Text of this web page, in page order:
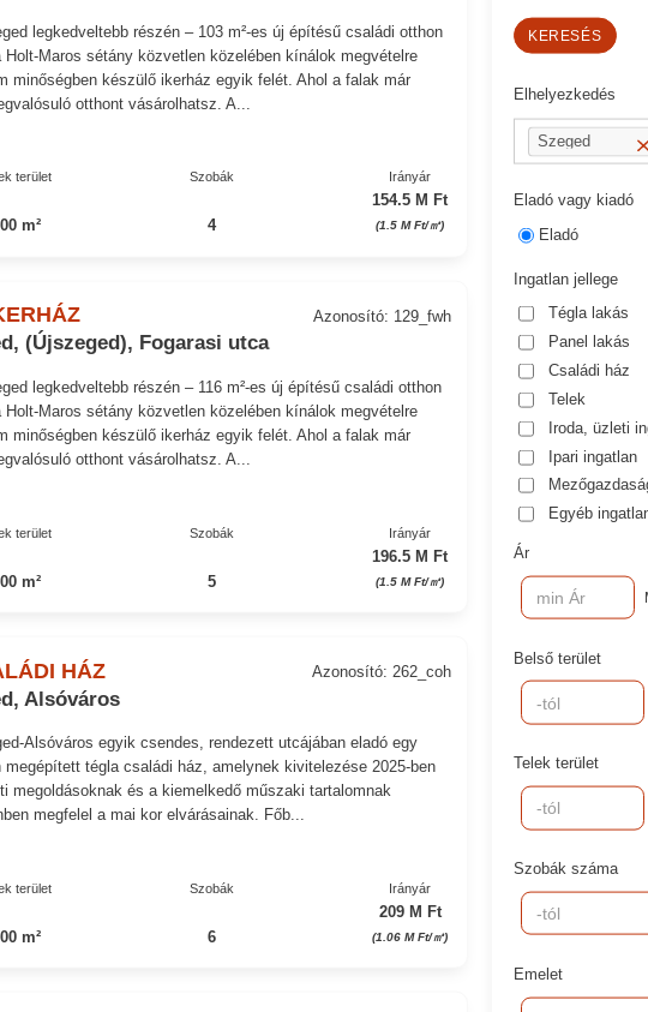
legkedveltebb részén – 103 m²-es új építésű családi otthon
Maros sétány közvetlen közelében kínálok megvételre
minőségben készülő ikerház egyik felét. Ahol a falak már
otthont vásárolhatsz. A...
terület
m²
Szobák
4
Irányár
154.5 M Ft
(1.5 M Ft/㎡)
(Újszeged), Fogarasi utca
Azonosító: 129_fwh
legkedveltebb részén – 116 m²-es új építésű családi otthon
Maros sétány közvetlen közelében kínálok megvételre
minőségben készülő ikerház egyik felét. Ahol a falak már
otthont vásárolhatsz. A...
terület
m²
Szobák
5
Irányár
196.5 M Ft
(1.5 M Ft/㎡)
HÁZ
Alsóváros
Azonosító: 262_coh
Alsóváros egyik csendes, rendezett utcájában eladó egy
megépített tégla családi ház, amelynek kivitelezése 2025-ben
megoldásoknak és a kiemelkedő műszaki tartalomnak
megfelel a mai kor elvárásainak. Főb...
terület
m²
Szobák
6
Irányár
209 M Ft
(1.06 M Ft/㎡)
Elhelyezkedés
pl.: 13 kerület
Szeged
Eladó vagy kiadó
Eladó
Ingatlan jellege
Tégla lakás
Panel lakás
Családi ház
Telek
Iroda, üzleti
Ipari ingatlan
Egyéb
Ár
Belső terület
Telek terület
Szobák száma
Emelet